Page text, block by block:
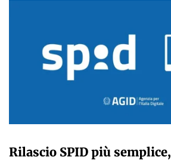
Rilascio SPID più